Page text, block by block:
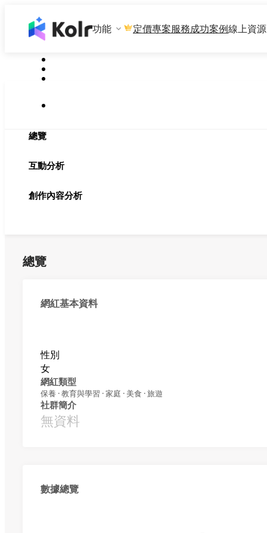
功能 定價專案服務成功案例線上資源
總覽
互動分析
創作內容分析
總覽
網紅基本資料
性別
女
網紅類型
保養 · 教育與學習 · 家庭 · 美食 · 旅遊
社群簡介
無資料
數據總覽